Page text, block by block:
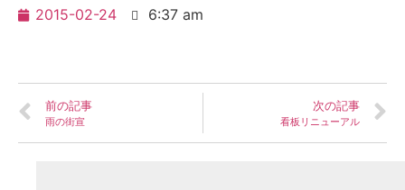
2015-02-24 6:37 am
前の記事
雨の街宣
次の記事
看板リニューアル